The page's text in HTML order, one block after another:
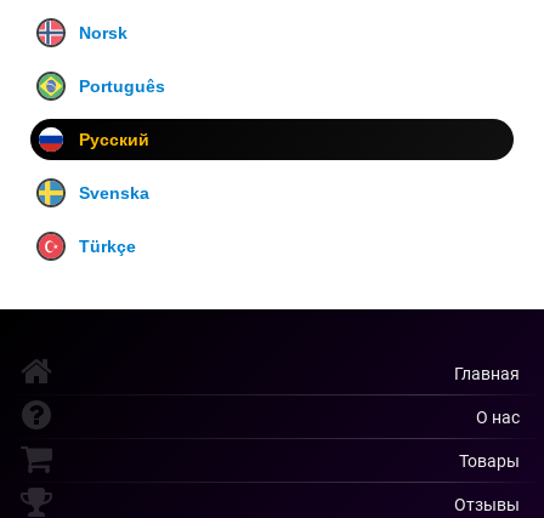
Norsk
Português
Русский
Svenska
Türkçe
Главная
О нас
Товары
Отзывы